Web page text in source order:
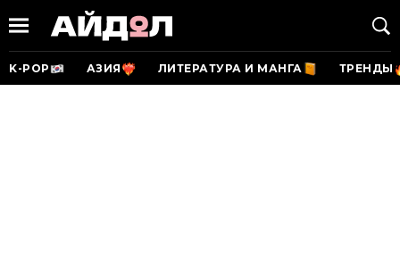
K-POP АЗИЯ ЛИТЕРАТУРА И МАНГА ТРЕНДЫ